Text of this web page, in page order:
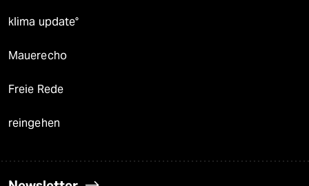
klima update°
Mauerecho
Freie Rede
reingehen